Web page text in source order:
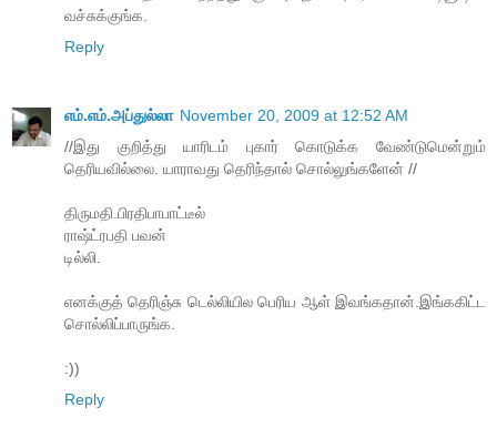
வச்சுக்குங்க.
Reply
எம்.எம்.அப்துல்லா November 20, 2009 at 12:52 AM
//இது குறித்து யாரிடம் புகார் கொடுக்க வேண்டுமென்றும்
தெரியவில்லை. யாராவது தெரிந்தால் சொல்லுங்களேன் //
திருமதி.பிரதிபாபாட்டீல்
ராஷ்ட்ரபதி பவன்
டில்லி.
எனக்குத் தெரிஞ்சு டெல்லியில பெரிய ஆள் இவங்கதான்.இங்ககிட்ட
சொல்லிப்பாருங்க.
:))
Reply